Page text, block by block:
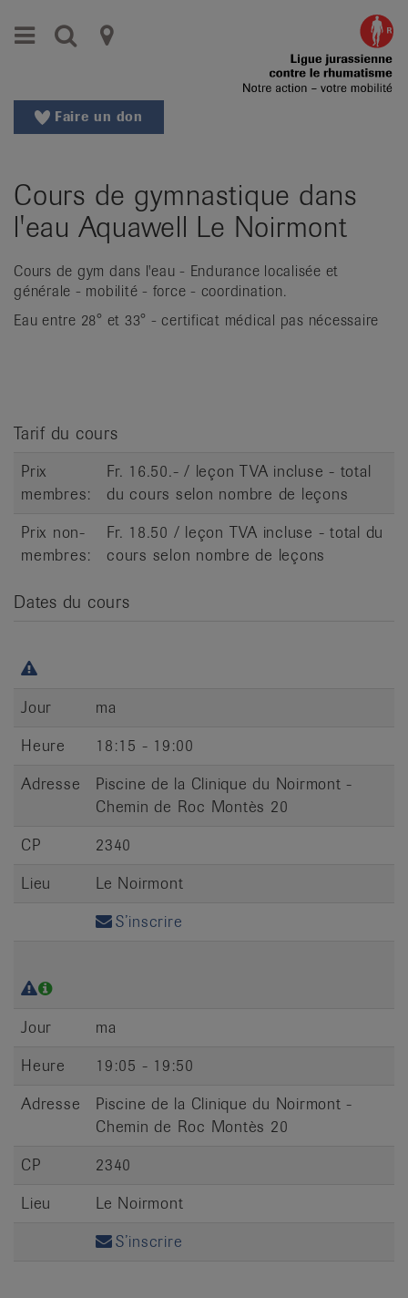
vers
au
Aller
Changer
de
région
Changer
de
langue:
de
Faire un don
Cours de gymnastique dans
l'eau Aquawell Le Noirmont
Cours de gym dans l'eau - Endurance localisée et
générale - mobilité - force - coordination.
Eau entre 28° et 33° - certificat médical pas nécessaire
Tarif du cours
Prix
membres:
Fr. 16.50.- / leçon TVA incluse - total
du cours selon nombre de leçons
Prix non-
membres:
Fr. 18.50 / leçon TVA incluse - total du
cours selon nombre de leçons
Dates du cours
Jour
ma
Heure
18:15 - 19:00
Adresse
Piscine de la Clinique du Noirmont -
Chemin de Roc Montès 20
CP
2340
Lieu
Le Noirmont
S’inscrire
Jour
ma
Heure
19:05 - 19:50
Adresse
Piscine de la Clinique du Noirmont -
Chemin de Roc Montès 20
CP
2340
Lieu
Le Noirmont
S’inscrire
Menu Recherche
Ligues
contre
le
|
Organisations
nationales
de